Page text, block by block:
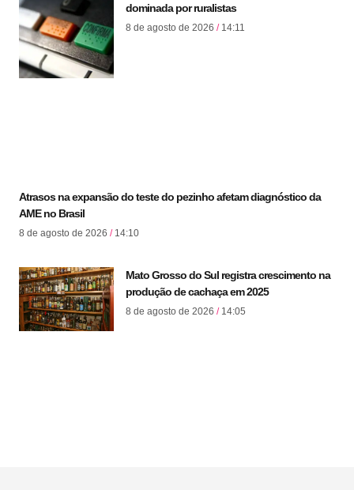
dominada por ruralistas
8 de agosto de 2026 14:11
Atrasos na expansão do teste do pezinho afetam diagnóstico da
AME no Brasil
8 de agosto de 2026 14:10
Mato Grosso do Sul registra crescimento na
produção de cachaça em 2025
8 de agosto de 2026 14:05